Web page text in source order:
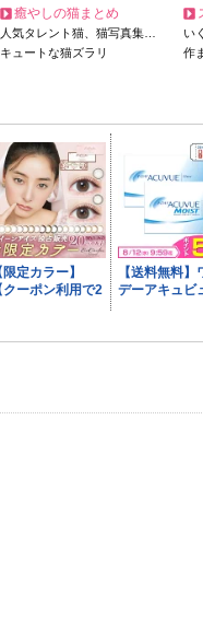
癒やしの猫まとめ
人気タレント猫、猫写真集…
キュートな猫ズラリ
い
作